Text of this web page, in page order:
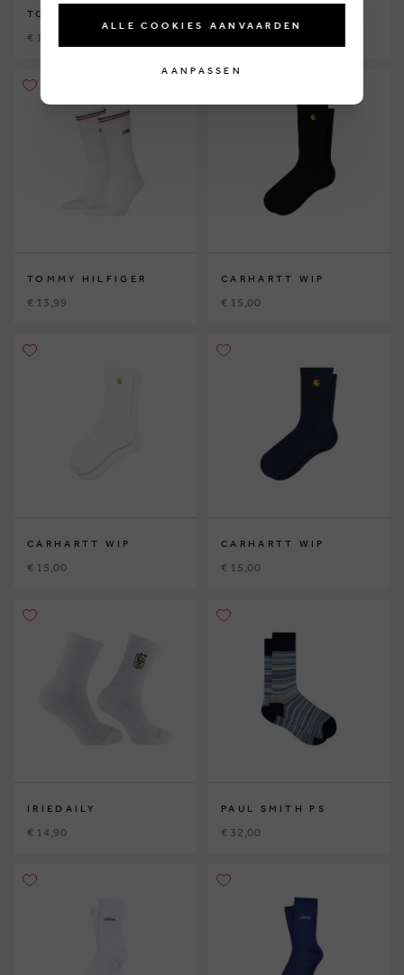
TOMMY HILFIGER
€ 13,99
TOMMY HILFIGER
€ 13,99
CARHARTT WIP
€ 15,00
CARHARTT WIP
€ 15,00
CARHARTT WIP
€ 15,00
IRIEDAILY
€ 14,90
PAUL SMITH PS
€ 32,00
ALLE COOKIES AANVAARDEN
AANPASSEN